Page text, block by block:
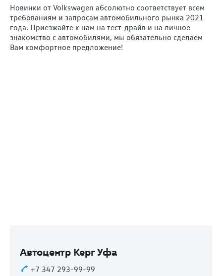
Новинки от Volkswagen абсолютно соответствует всем
требованиям и запросам автомобильного рынка 2021
года. Приезжайте к нам на тест-драйв и на личное
знакомство с автомобилями, мы обязательно сделаем
Вам комфортное предложение!
Автоцентр Керг Уфа
+7 347 293-99-99